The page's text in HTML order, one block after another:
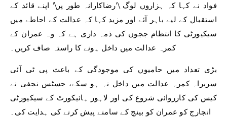
فواد نے کہا کہ ہزاروں لوگ \’رضاکارانہ طور پر\’ اپنے قائد کے
استقبال کے لیے باہر آئے اور مزید کہا کہ عدالت کے احاطے میں
سیکیورٹی کا انتظام ججوں کی ذمہ داری ہے کہ وہ عمران کے
کمرہ عدالت میں داخل ہونے کا راستہ صاف کریں۔
بڑی تعداد میں حامیوں کی موجودگی کے باعث پی ٹی آئی
سربراہ کمرہ عدالت میں داخل نہ ہو سکے، جسٹس نجفی نے
کیس کی کارروائی شروع کی اور لاہور ہائیکورٹ کے سیکیورٹی
انچارج کو عمران کو بینچ کے سامنے پیش کرنے کی ہدایت کی۔